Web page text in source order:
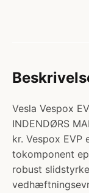
Vesla Vespox
INDENDØRS
kr. Vespox EVP
tokomponent
robust